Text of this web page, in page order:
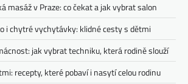
masáž v Praze: co čekat a jak vybrat salon
i chytré vychytávky: klidné cesty s dětmi
jak vybrat techniku, která rodině slouží
recepty, které pobaví i nasytí celou rodinu